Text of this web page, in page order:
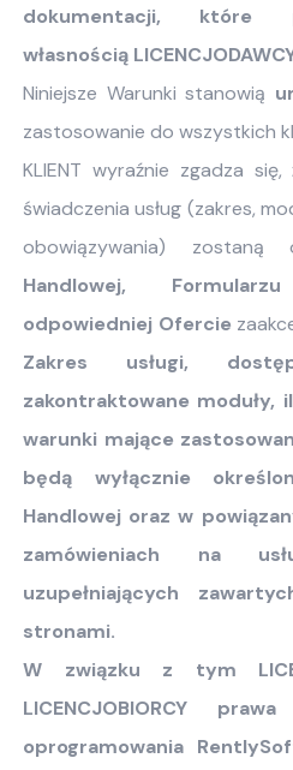
dokumentacji, które
własnością
Niniejsze Warunki stanowią
zastosowanie do wszystkich
KLIENT wyraźnie zgadza
świadczenia usług (zakres,
obowiązywania)
Handlowej,
odpowiedniej Ofercie
Zakres usługi,
zakontraktowane moduły,
warunki mające
będą wyłącznie
Handlowej oraz w
zamówieniach na
uzupełniających
stronami.
W związku z tym
LICENCJOBIORCY
oprogramowania